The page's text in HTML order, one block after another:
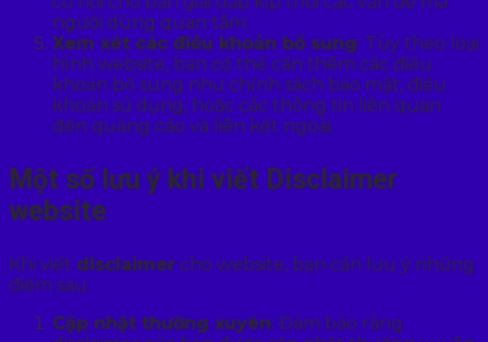
người dùng quan tâm.
Xem xét các điều khoản bổ sung: Tùy theo loại
hình website, bạn có thể cần thêm các điều
khoản bổ sung như chính sách bảo mật, điều
khoản sử dụng, hoặc các thông tin liên quan
đến quảng cáo và liên kết ngoài.
Một số lưu ý khi viết Disclaimer
website
Khi viết disclaimer cho website, bạn cần lưu ý những
điểm sau:
Cập nhật thường xuyên: Đảm bảo rằng